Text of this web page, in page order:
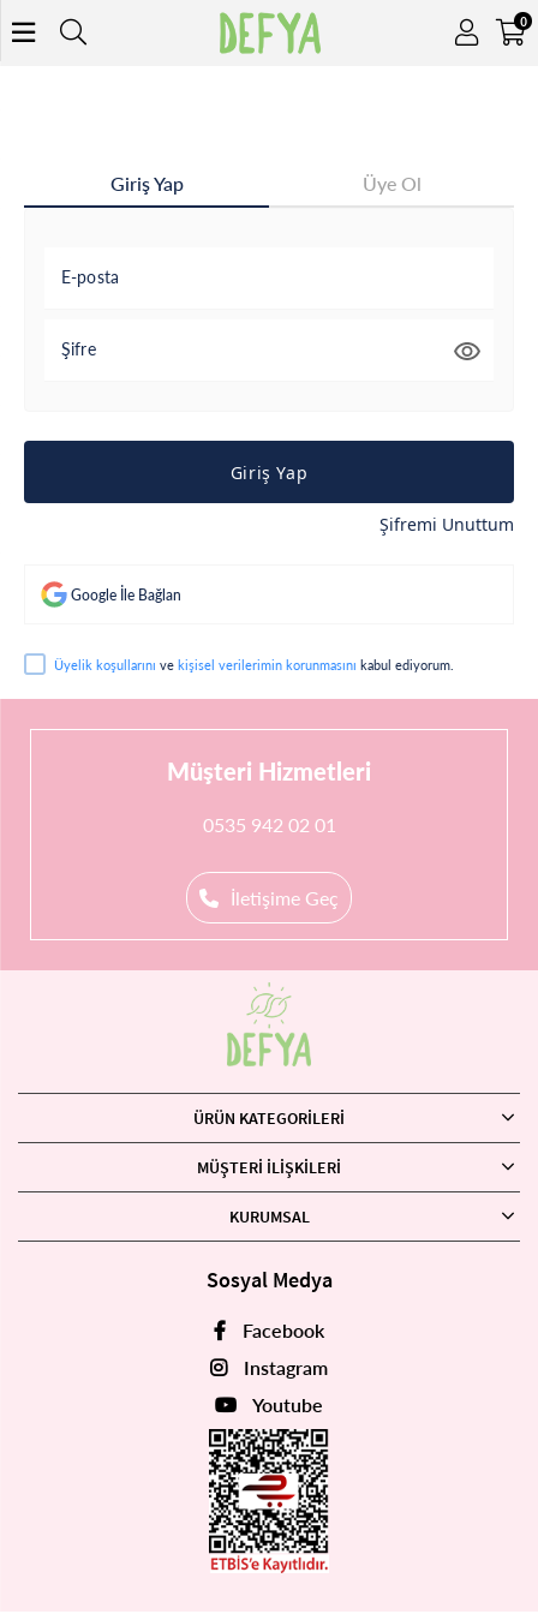
0
Giriş Yap Üye Ol
E-posta
Şifre
Giriş Yap
Şifremi Unuttum
Google İle Bağlan
Üyelik koşullarını ve kişisel verilerimin korunmasını kabul ediyorum.
Müşteri Hizmetleri
0535 942 02 01
İletişime Geç
ÜRÜN KATEGORILERI
MÜŞTERI İLIŞKILERI
KURUMSAL
Sosyal Medya
Facebook
Instagram
Youtube